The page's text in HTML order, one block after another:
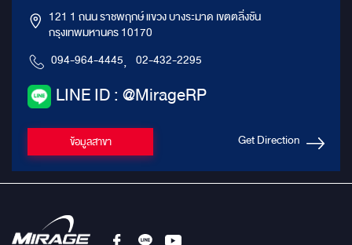
121 1 ถนน ราชพฤกษ์ แขวง บางระมาด เขตตลิ่งชัน
กรุงเทพมหานคร 10170
094-964-4445, 02-432-2295
LINE ID : @MirageRP
ข้อมูลสาขา Get Direction